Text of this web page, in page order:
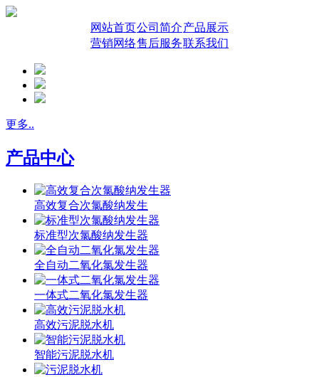
网站首页公司简介产品展示
营销网络售后服务联系我们
更多..
产品中心
高效复合次氯酸纳发生
标准型次氯酸纳发生器
全自动二氧化氯发生器
一体式二氧化氯发生器
高效污泥脱水机
智能污泥脱水机